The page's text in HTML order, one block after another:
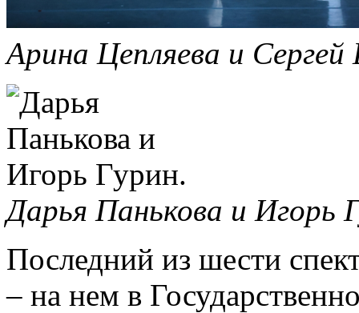
Арина Цепляева и
Дарья Панькова и Игорь
Последний из шести
– на нем в